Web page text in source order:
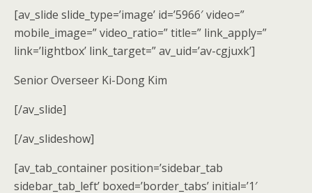
[av_slide slide_type=’image’ id=’5966′ video=”
mobile_image=” video_ratio=” title=” link_apply=”
link=’lightbox’ link_target=” av_uid=’av-cgjuxk’]
Senior Overseer Ki-Dong Kim
[/av_slide]
[/av_slideshow]
[av_tab_container position=’sidebar_tab
sidebar_tab_left’ boxed=’border_tabs’ initial=’1′